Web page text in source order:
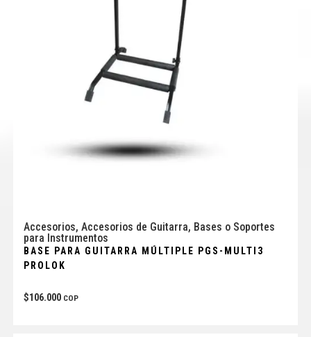
Accesorios, Accesorios de Guitarra, Bases o Soportes
para Instrumentos
BASE PARA GUITARRA MÚLTIPLE PGS-MULTI3
PROLOK
$106.000 COP